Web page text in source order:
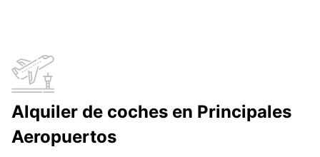
Alquiler de coches en Principales
Aeropuertos